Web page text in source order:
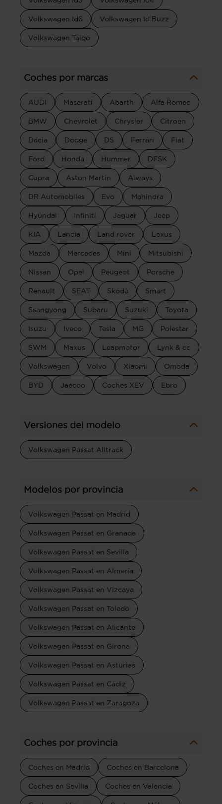
Volkswagen Id6 Volkswagen Id Buzz
Volkswagen Taigo
Coches por marcas
AUDI Maserati Abarth Alfa Romeo
BMW Chevrolet Chrysler Citroen
Dacia Dodge DS Ferrari Fiat
Ford Honda Hummer DFSK
Cupra Aston Martin Aiways
DR Automobiles Evo Mahindra
Hyundai Infiniti Jaguar Jeep
KIA Lancia Land rover Lexus
Mazda Mercedes Mini Mitsubishi
Nissan Opel Peugeot Porsche
Renault SEAT Skoda Smart
Ssangyong Subaru Suzuki Toyota
Isuzu Iveco Tesla MG Polestar
SWM Maxus Leapmotor Lynk & co
Volkswagen Volvo Xiaomi Omoda
BYD Jaecoo Coches XEV Ebro
Versiones del modelo
Volkswagen Passat Alltrack
Modelos por provincia
Volkswagen Passat en Madrid
Volkswagen Passat en Granada
Volkswagen Passat en Sevilla
Volkswagen Passat en Almería
Volkswagen Passat en Vizcaya
Volkswagen Passat en Toledo
Volkswagen Passat en Alicante
Volkswagen Passat en Girona
Volkswagen Passat en Asturias
Volkswagen Passat en Cádiz
Volkswagen Passat en Zaragoza
Coches por provincia
Coches en Madrid Coches en Barcelona
Coches en Sevilla Coches en Valencia